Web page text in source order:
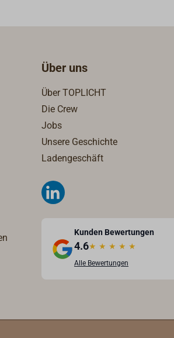
Über uns
Über TOPLICHT
Die Crew
Jobs
Unsere Geschichte
Ladengeschäft
Kunden Bewertungen
4.6★ ★ ★ ★ ★
Alle Bewertungen